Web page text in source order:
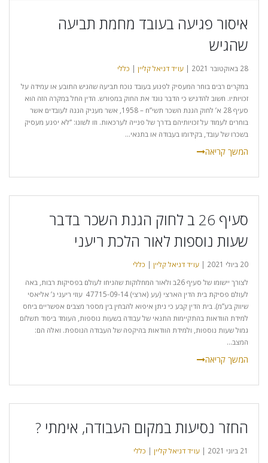
איסור פגיעה בעובד מחמת תביעה
שהגיש
28 באוקטובר 2021 | עו״ד דניאל קליין | כללי
במקרים רבים בוחר המעסיק לפגוע בעובד נוכח תביעה שהגיש התובע או עמידה על
זכויותיו. חשוב להדגיש כי הדבר נוגד את החוק במפורש. הדין החל במקרה הזה הוא
סעיף 28 א’ לחוק הגנת השכר תשי”ח – 1958, אשר מעניק הגנה לעובדים אשר
בוחרים לעמוד על זכויותיהם בדרך של פנייה לערכאות. וזו לשונו: “לא יפגע מעסיק
בשכרו של עובד, בקידומו בעבודה או בתנאי...
סעיף 26 ב לחוק הגנת השכר בדבר
שעות נוספות לאור הלכת ריעני
20 ביולי 2021 | עו״ד דניאל קליין | כללי
לצורך יישומו של סעיף 26ב ולאור המחלוקות שהגיחו לעולם בפסיקות רבות, באה
לעולם פסיקת בית הדין הארצי (עע (ארצי) 47715-09-14‏ ‏ עוזי ריעני נ’ אליאסי
שיווק בע”מ). בית הדין קבע כי ניתן איפוא להבחין בין מספר מצבים אפשריים ביחס
למידת הוודאות בהתקיימות התנאי של עבודה בשעות נוספות, העומד ביסוד תשלום
גמול שעות נוספות, ולמידת הוודאות בהיקפה של העבודה הנוספת. ואלה הם:
המצב...
החזר נסיעות במקום העבודה, אימתי ?
21 ביוני 2021 | עו״ד דניאל קליין | כללי